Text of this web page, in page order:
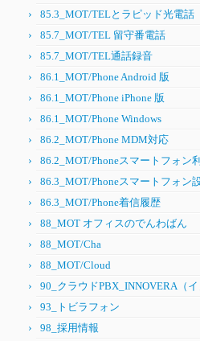
85.3_MOT/TELとラピッド光電話
85.7_MOT/TEL 留守番電話
85.7_MOT/TEL通話録音
86.1_MOT/Phone Android 版
86.1_MOT/Phone iPhone 版
86.1_MOT/Phone Windows
86.2_MOT/Phone MDM対応
86.2_MOT/Phoneスマートフォン
86.3_MOT/Phoneスマートフォン
86.3_MOT/Phone着信履歴
88_MOT オフィスのでんわばん
88_MOT/Cha
88_MOT/Cloud
90_クラウドPBX_INNOVERA（イ
93_トビラフォン
98_採用情報